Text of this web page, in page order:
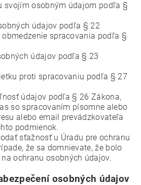
svojím osobným údajom podľa §
údajov podľa § 22
spracovania podľa §
údajov podľa § 23
proti spracovaniu podľa § 27
údajov podľa § 26 Zákona,
so spracovaním písomne alebo
alebo email prevádzkovateľa
podmienok.
sťažnosť u Úradu pre ochranu
že sa domnievate, že bolo
ochranu osobných údajov.
osobných údajov